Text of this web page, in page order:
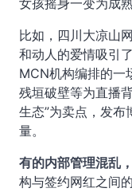
女孩摇身一变为成
比如，四川大凉山
和动人的爱情吸引
MCN机构编排的一
残垣破壁等为直播
生态”为卖点，发
量。
有的内部管理混乱
构与签约网红之间